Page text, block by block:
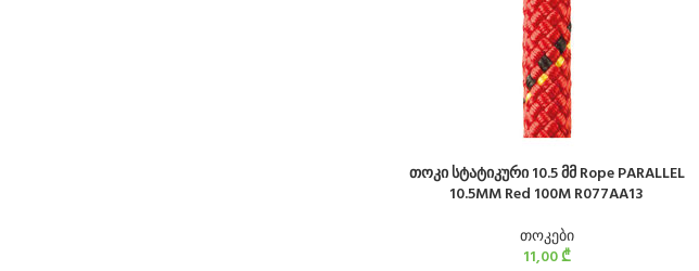
თოკი სტატიკური 10.5 მმ Rope PARALLEL
10.5MM Red 100M R077AA13
თოკები
11,00₾